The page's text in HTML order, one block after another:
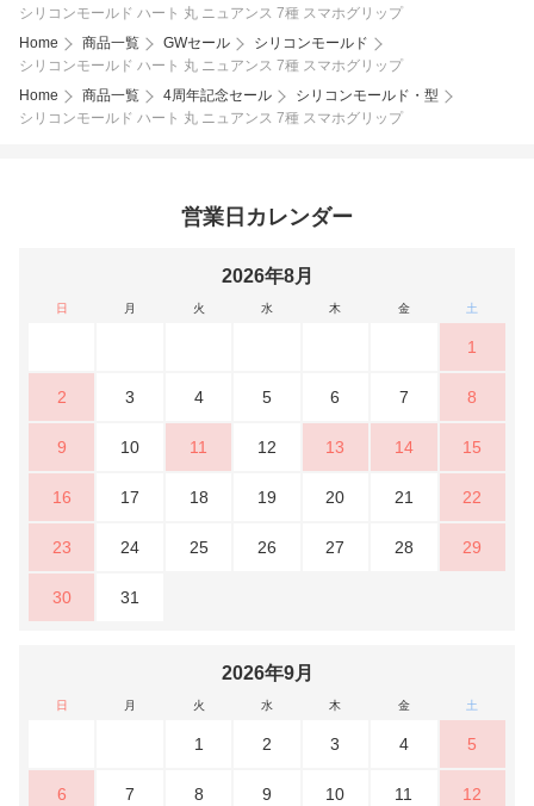
シリコンモールド ハート 丸 ニュアンス 7種 スマホグリップ
Home
商品一覧 GWセール
シリコンモールド
シリコンモールド ハート 丸 ニュアンス 7種 スマホグリップ
Home
商品一覧 4周年記念セール
シリコンモールド・型
シリコンモールド ハート 丸 ニュアンス 7種 スマホグリップ
営業日カレンダー
2026年8月
日 月 火 水 木 金 土
1
2 3 4 5 6 7 8
9 10 11 12 13 14 15
16 17 18 19 20 21 22
23 24 25 26 27 28 29
30 31
2026年9月
日 月 火 水 木 金 土
1 2 3 4 5
6 7 8 9 10 11 12